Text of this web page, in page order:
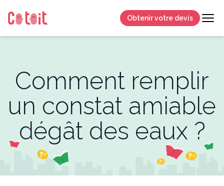
Obtenir votre devis
Comment remplir
un constat amiable
dégât des eaux ?